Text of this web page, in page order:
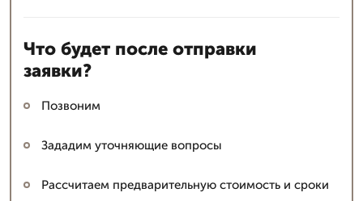
Что будет после отправки
заявки?
Позвоним
Зададим уточняющие вопросы
Рассчитаем предварительную стоимость и сроки